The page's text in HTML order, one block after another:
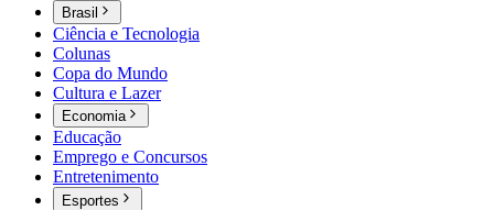
Brasil
Ciência e Tecnologia
Colunas
Copa do Mundo
Cultura e Lazer
Economia
Educação
Emprego e Concursos
Entretenimento
Esportes